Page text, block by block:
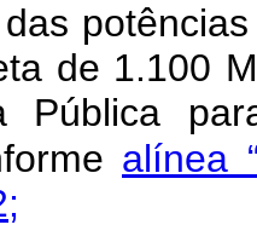
de 1.100
Pública
alínea